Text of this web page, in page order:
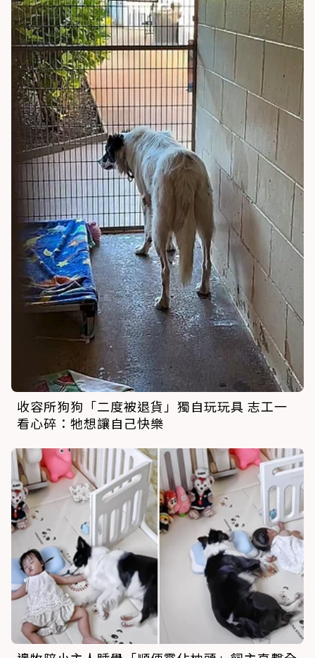
收容所狗狗「二度被退貨」獨自玩玩具 志工一
看心碎：牠想讓自己快樂